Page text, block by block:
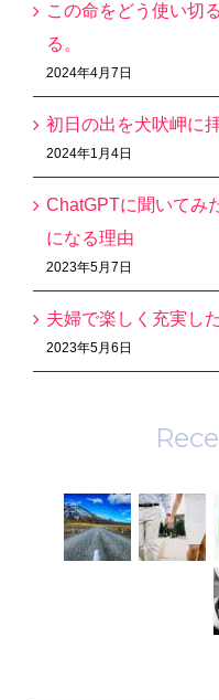
この命をどう使い切
る。
2024年4月7日
初日の出を犬吠岬に
2024年1月4日
ChatGPTに聞いてみ
になる理由
2023年5月7日
夫婦で楽しく充実し
2023年5月6日